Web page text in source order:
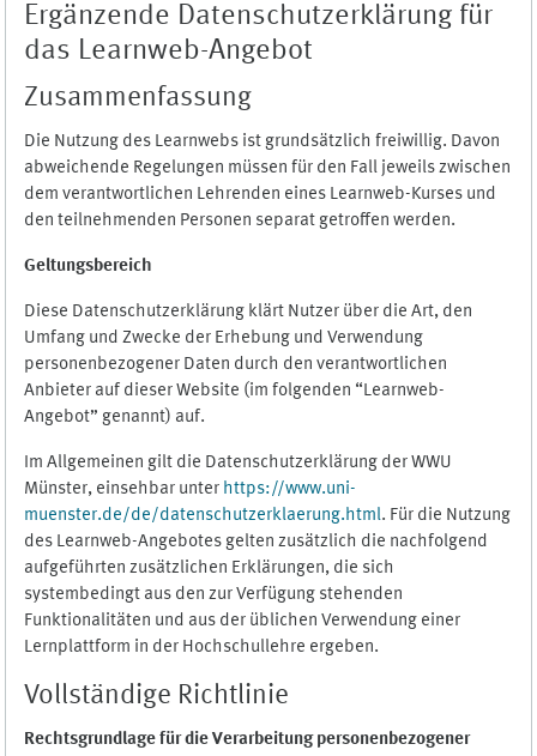
Ergänzende Datenschutzerklärung für
das Learnweb-Angebot
Zusammenfassung
Die Nutzung des Learnwebs ist grundsätzlich freiwillig. Davon
abweichende Regelungen müssen für den Fall jeweils zwischen
dem verantwortlichen Lehrenden eines Learnweb-Kurses und
den teilnehmenden Personen separat getroffen werden.
Geltungsbereich
Diese Datenschutzerklärung klärt Nutzer über die Art, den
Umfang und Zwecke der Erhebung und Verwendung
personenbezogener Daten durch den verantwortlichen
Anbieter auf dieser Website (im folgenden “Learnweb-
Angebot” genannt) auf.
Im Allgemeinen gilt die Datenschutzerklärung der WWU
Münster, einsehbar unter https://www.uni-
muenster.de/de/datenschutzerklaerung.html. Für die Nutzung
des Learnweb-Angebotes gelten zusätzlich die nachfolgend
aufgeführten zusätzlichen Erklärungen, die sich
systembedingt aus den zur Verfügung stehenden
Funktionalitäten und aus der üblichen Verwendung einer
Lernplattform in der Hochschullehre ergeben.
Vollständige Richtlinie
Rechtsgrundlage für die Verarbeitung personenbezogener